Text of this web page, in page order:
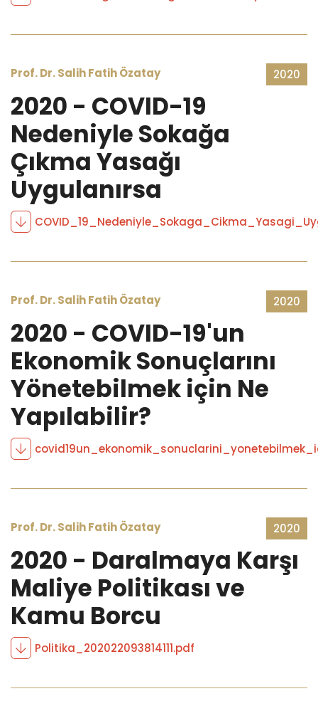
Prof. Dr. Salih Fatih Özatay 2020
2020 - COVID-19
Nedeniyle Sokağa
Çıkma Yasağı
Uygulanırsa
Prof. Dr. Salih Fatih Özatay 2020
2020 - COVID-19'un
Ekonomik Sonuçlarını
Yönetebilmek için Ne
Yapılabilir?
Prof. Dr. Salih Fatih Özatay 2020
2020 - Daralmaya Karşı
Maliye Politikası ve
Kamu Borcu
Politika_202022093814111.pdf